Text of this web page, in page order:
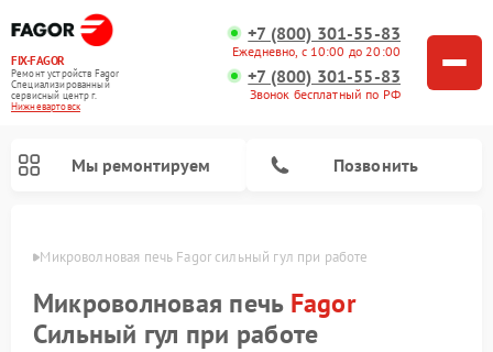
FIX-FAGOR
Ремонт устройств Fagor
Специализированный
cервисный центр г.
Нижневартовск
+7 (800) 301-55-83
Ежедневно, с 10:00 до 20:00
+7 (800) 301-55-83
Звонок бесплатный по РФ
Мы ремонтируем Позвонить
Микроволновая печь Fagor сильный гул при работе
Микроволновая печь Fagor
Сильный гул при работе